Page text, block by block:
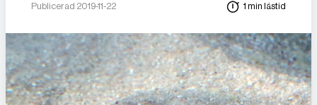
Publicerad 2019-11-22 1 min lästid